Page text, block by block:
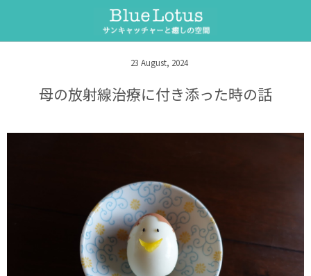
23 August, 2024
母の放射線治療に付き添った時の話